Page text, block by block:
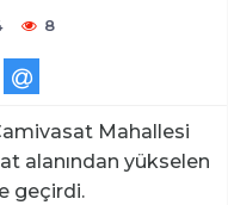
8
Mahallesi
alanından yükselen
geçirdi.